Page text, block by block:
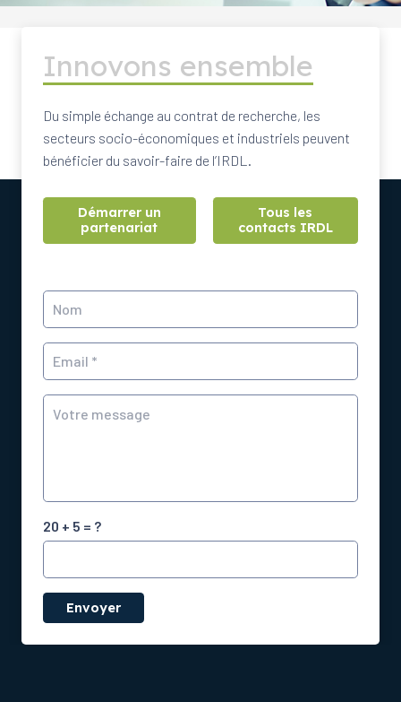
Innovons ensemble
Du simple échange au contrat de recherche, les
secteurs socio-économiques et industriels peuvent
bénéficier du savoir-faire de l’IRDL.
Démarrer un
partenariat
Tous les
contacts IRDL
20 + 5 = ?
Envoyer